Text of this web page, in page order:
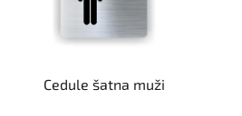
Cedule šatna muži